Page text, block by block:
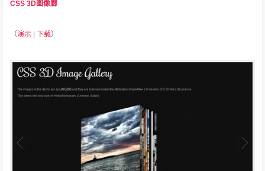
CSS 3D图像廊
（演示 |下载）